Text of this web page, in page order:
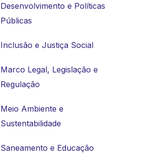
Desenvolvimento e Políticas
Públicas
Inclusão e Justiça Social
Marco Legal, Legislação e
Regulação
Meio Ambiente e
Sustentabilidade
Saneamento e Educação